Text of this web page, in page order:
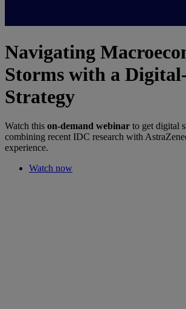
Navigating
Storms with a
Strategy
Watch this on-demand webinar to get digital
combining recent IDC research with
experience.
Watch now